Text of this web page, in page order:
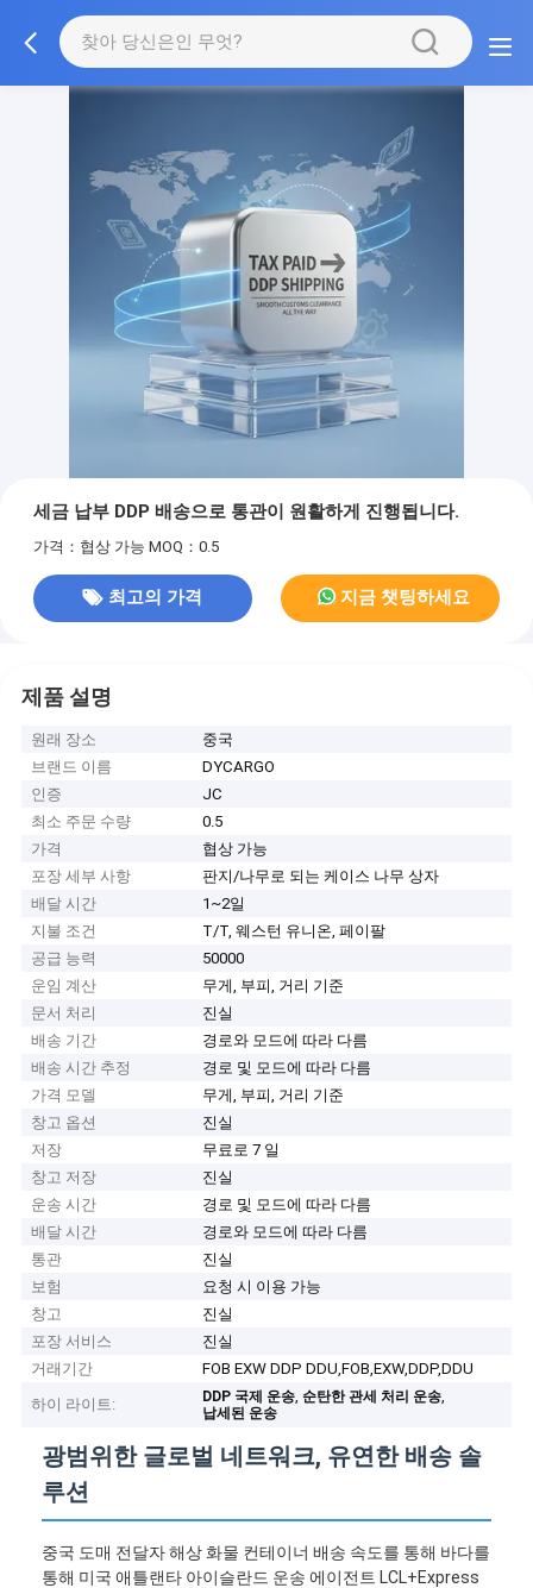
세금 납부 DDP 배송으로 통관이 원활하게 진행됩니다.
가격：협상 가능 MOQ：0.5
최고의 가격 지금 챗팅하세요
제품 설명
원래 장소
중국
브랜드 이름
DYCARGO
인증
JC
최소 주문 수량
0.5
가격
협상 가능
포장 세부 사항
판지/나무로 되는 케이스 나무 상자
배달 시간
1~2일
지불 조건
T/T, 웨스턴 유니온, 페이팔
공급 능력
50000
운임 계산
무게, 부피, 거리 기준
문서 처리
진실
배송 기간
경로와 모드에 따라 다름
배송 시간 추정
경로 및 모드에 따라 다름
가격 모델
무게, 부피, 거리 기준
창고 옵션
진실
저장
무료로 7 일
창고 저장
진실
운송 시간
경로 및 모드에 따라 다름
배달 시간
경로와 모드에 따라 다름
통관
진실
보험
요청 시 이용 가능
창고
진실
포장 서비스
진실
거래기간
FOB EXW DDP DDU,FOB,EXW,DDP,DDU
하이 라이트:
DDP 국제 운송,순탄한 관세 처리 운송,
납세된 운송
광범위한 글로벌 네트워크, 유연한 배송 솔
루션
중국 도매 전달자 해상 화물 컨테이너 배송 속도를 통해 바다를
통해 미국 애틀랜타 아이슬란드 운송 에이전트 LCL+Express